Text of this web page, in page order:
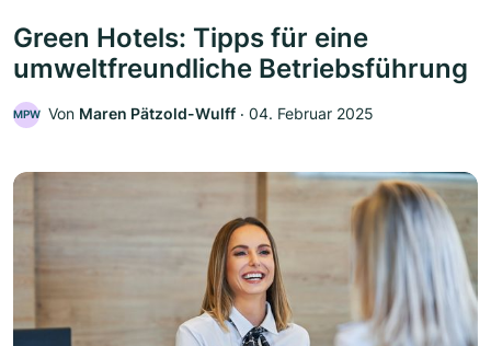
Green Hotels: Tipps für eine
umweltfreundliche Betriebsführung
MPW Von Maren Pätzold-Wulff ‧ 04. Februar 2025